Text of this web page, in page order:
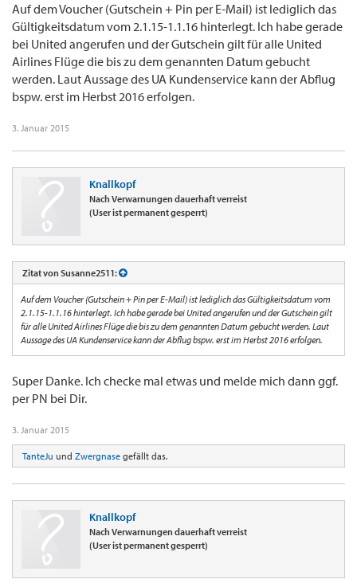
Auf dem Voucher (Gutschein + Pin per E-Mail) ist lediglich das
Gültigkeitsdatum vom 2.1.15-1.1.16 hinterlegt. Ich habe gerade
bei United angerufen und der Gutschein gilt für alle United
Airlines Flüge die bis zu dem genannten Datum gebucht
werden. Laut Aussage des UA Kundenservice kann der Abflug
bspw. erst im Herbst 2016 erfolgen.
3. Januar 2015
Knallkopf
Nach Verwarnungen dauerhaft verreist
(User ist permanent gesperrt)
Zitat von Susanne2511:
Auf dem Voucher (Gutschein + Pin per E-Mail) ist lediglich das Gültigkeitsdatum vom
2.1.15-1.1.16 hinterlegt. Ich habe gerade bei United angerufen und der Gutschein gilt
für alle United Airlines Flüge die bis zu dem genannten Datum gebucht werden. Laut
Aussage des UA Kundenservice kann der Abflug bspw. erst im Herbst 2016 erfolgen.
Super Danke. Ich checke mal etwas und melde mich dann ggf.
per PN bei Dir.
3. Januar 2015
TanteJu und Zwergnase gefällt das.
Knallkopf
Nach Verwarnungen dauerhaft verreist
(User ist permanent gesperrt)